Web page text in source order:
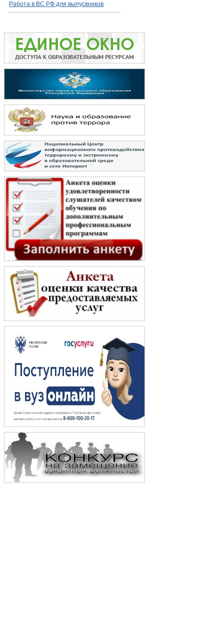
Работа в ВС РФ для выпускников